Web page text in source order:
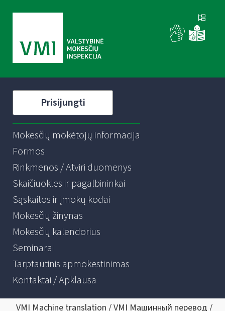
Prisijungti
Mokesčių mokėtojų informacija
Formos
Rinkmenos / Atviri duomenys
Skaičiuoklės ir pagalbininkai
Sąskaitos ir įmokų kodai
Mokesčių žinynas
Mokesčių kalendorius
Seminarai
Tarptautinis apmokestinimas
Kontaktai / Apklausa
VMI Machine translation / VMI Машинный перевод /